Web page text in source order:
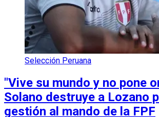
Selección Peruana
"Vive su mundo y no pone
Solano destruye a Lozano
gestión al mando de la FPF